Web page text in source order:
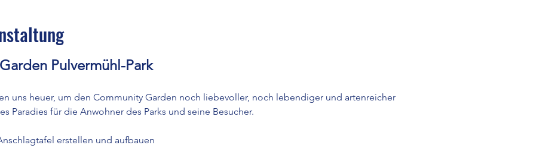
Pulvermühl-Park
uns heuer, um den Community Garden noch liebevoller, noch lebendiger und artenreicher
Paradies für die Anwohner des Parks und seine Besucher.
erstellen und aufbauen